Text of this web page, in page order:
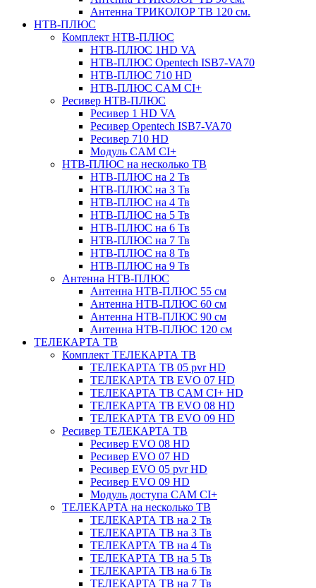
Антенна ТРИКОЛОР ТВ 120 см.
НТВ-ПЛЮС
Комплект НТВ-ПЛЮС
НТВ-ПЛЮС 1HD VA
НТВ-ПЛЮС Opentech ISB7-VA70
НТВ-ПЛЮС 710 HD
НТВ-ПЛЮС CAM CI+
Ресивер НТВ-ПЛЮС
Ресивер 1 HD VA
Ресивер Opentech ISB7-VA70
Ресивер 710 HD
Модуль CAM CI+
НТВ-ПЛЮС на несколько ТВ
НТВ-ПЛЮС на 2 Тв
НТВ-ПЛЮС на 3 Тв
НТВ-ПЛЮС на 4 Тв
НТВ-ПЛЮС на 5 Тв
НТВ-ПЛЮС на 6 Тв
НТВ-ПЛЮС на 7 Тв
НТВ-ПЛЮС на 8 Тв
НТВ-ПЛЮС на 9 Тв
Антенна НТВ-ПЛЮС
Антенна НТВ-ПЛЮС 55 см
Антенна НТВ-ПЛЮС 60 см
Антенна НТВ-ПЛЮС 90 см
Антенна НТВ-ПЛЮС 120 см
ТЕЛЕКАРТА ТВ
Комплект ТЕЛЕКАРТА ТВ
ТЕЛЕКАРТА ТВ 05 pvr HD
ТЕЛЕКАРТА ТВ EVO 07 HD
ТЕЛЕКАРТА ТВ CAM CI+ HD
ТЕЛЕКАРТА ТВ EVO 08 HD
ТЕЛЕКАРТА ТВ EVO 09 HD
Ресивер ТЕЛЕКАРТА ТВ
Ресивер EVO 08 HD
Ресивер EVO 07 HD
Ресивер EVO 05 pvr HD
Ресивер EVO 09 HD
Модуль доступа CAM CI+
ТЕЛЕКАРТА на несколько ТВ
ТЕЛЕКАРТА ТВ на 2 Тв
ТЕЛЕКАРТА ТВ на 3 Тв
ТЕЛЕКАРТА ТВ на 4 Тв
ТЕЛЕКАРТА ТВ на 5 Тв
ТЕЛЕКАРТА ТВ на 6 Тв
ТЕЛЕКАРТА ТВ на 7 Тв